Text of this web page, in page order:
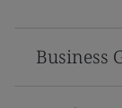
Business